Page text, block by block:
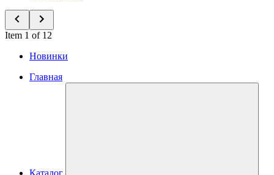
Item 1 of 12
Новинки
Главная
Каталог